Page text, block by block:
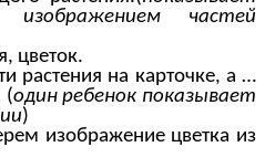
частей
цветок.
растения на карточке, а …
(один ребенок показывает
)
изображение цветка из